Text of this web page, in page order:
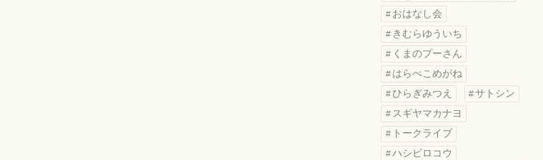
おはなし会
きむらゆういち
くまのプーさん
はらぺこめがね
ひらぎみつえ
サトシン
スギヤマカナヨ
トークライブ
ハシビロコウ